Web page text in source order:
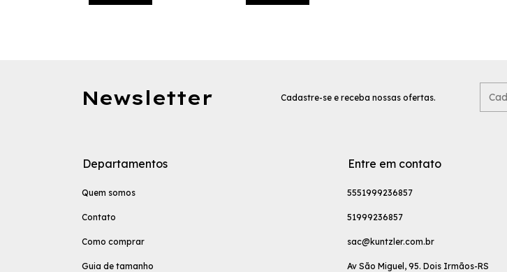
Newsletter Cadastre-se e receba nossas ofertas.
Departamentos
Quem somos
Contato
Como comprar
Guia de tamanho
Entre em contato
5551999236857
51999236857
sac@kuntzler.com.br
Av São Miguel, 95. Dois Irmãos-RS